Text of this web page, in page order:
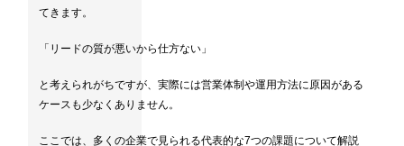
てきます。
「リードの質が悪いから仕方ない」
と考えられがちですが、実際には営業体制や運用方法に原因がある
ケースも少なくありません。
ここでは、多くの企業で見られる代表的な7つの課題について解説